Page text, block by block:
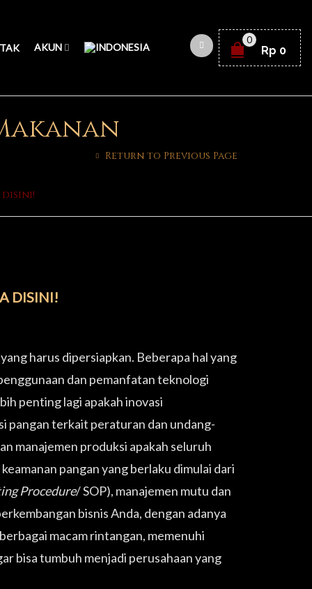
AKUN
0
Rp 0
disini!
Return to Previous Page
DISINI!
harus dipersiapkan. Beberapa hal yang
dan pemanfatan teknologi
penting lagi apakah inovasi
pangan terkait peraturan dan undang-
manajemen produksi apakah seluruh
pangan yang berlaku dimulai dari
Procedure/ SOP), manajemen mutu dan
bisnis Anda, dengan adanya
macam rintangan, memenuhi
bisa tumbuh menjadi perusahaan yang